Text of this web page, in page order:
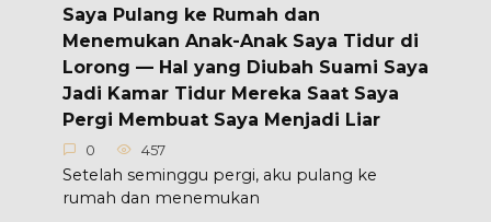
Saya Pulang ke Rumah dan
Menemukan Anak-Anak Saya Tidur di
Lorong — Hal yang Diubah Suami Saya
Jadi Kamar Tidur Mereka Saat Saya
Pergi Membuat Saya Menjadi Liar
0 457
Setelah seminggu pergi, aku pulang ke
rumah dan menemukan